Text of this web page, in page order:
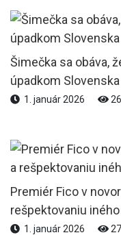
Šimečka sa obáva,
úpadkom Slovenska
1. január 2026
Premiér Fico v
rešpektovaniu
1. január 2026